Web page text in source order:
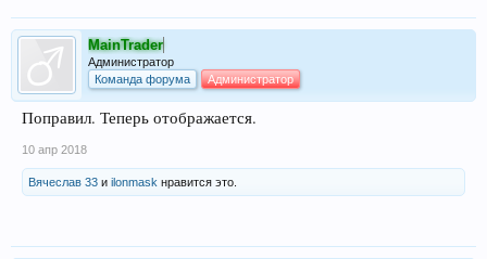
MainTrader
Администратор
Команда форума
Администратор
Поправил. Теперь отображается.
10 апр 2018
Вячеслав 33 и ilonmask нравится это.